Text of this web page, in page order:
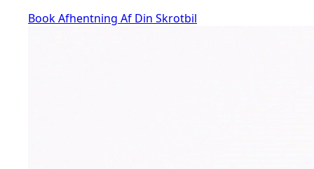
Book Afhentning Af Din Skrotbil